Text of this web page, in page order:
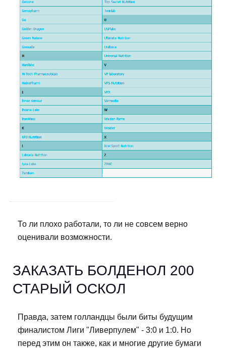
То ли плохо работали, то ли не совсем верно
оценивали возможности.
ЗАКАЗАТЬ БОЛДЕНОЛ 200
СТАРЫЙ ОСКОЛ
Правда, затем голландцы были биты будущим
финалистом Лиги "Ливерпулем" - 3:0 и 1:0. Но
перед этим он также, как и многие другие бумаги